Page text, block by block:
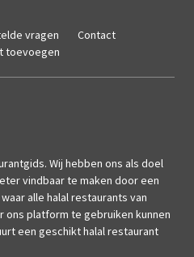
vragen
Contact
toevoegen
Wij hebben ons als doel
vindbaar te maken door een
alle halal restaurants van
ons platform te gebruiken kunnen
een geschikt halal restaurant